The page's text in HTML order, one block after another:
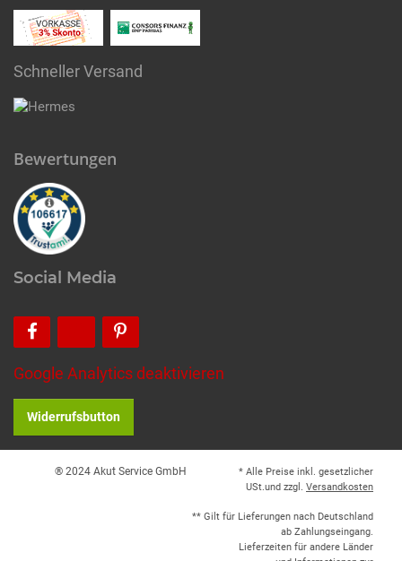
Schneller Versand
Bewertungen
Social Media
Google Analytics deaktivieren
Widerrufsbutton
® 2024 Akut Service GmbH
* Alle Preise inkl. gesetzlicher
USt.und zzgl. Versandkosten
** Gilt für Lieferungen nach Deutschland
ab Zahlungseingang.
Lieferzeiten für andere Länder